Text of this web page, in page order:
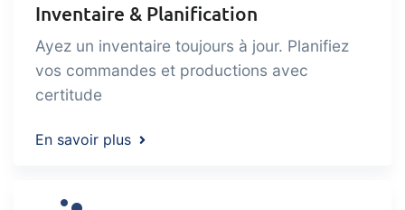
inspection et la planification.
Boutique en ligne B2B /
entrée commerciale
Canal de vente B2B pour vos clients et
données dans tracezilla.
Inventaire & Planification
Ayez un inventaire toujours à jour. Planifiez
vos commandes et productions avec
certitude
En savoir plus